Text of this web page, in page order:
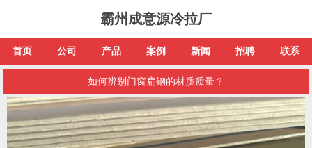
霸州成意源冷拉厂
首页 公司 产品 案例 新闻 招聘 联系
如何辨别门窗扁钢的材质质量？